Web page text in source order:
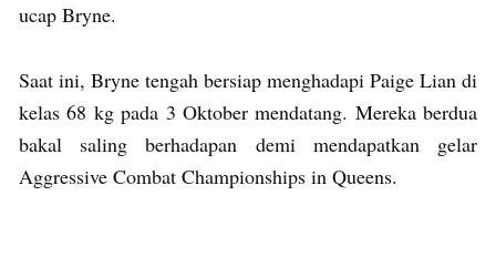
ucap Bryne.
Saat ini, Bryne tengah bersiap menghadapi Paige Lian di
kelas 68 kg pada 3 Oktober mendatang. Mereka berdua
bakal saling berhadapan demi mendapatkan gelar
Aggressive Combat Championships in Queens.